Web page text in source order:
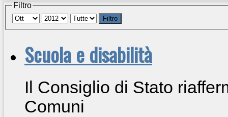
Filtro
Filtro
Scuola e disabilità
Il Consiglio di Stato
Comuni